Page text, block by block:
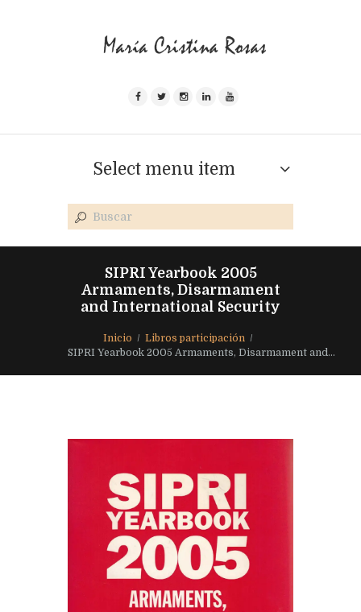
Select menu item
SIPRI Yearbook 2005
Armaments, Disarmament
and International Security
Inicio
Libros participación
SIPRI Yearbook 2005 Armaments, Disarmament and...